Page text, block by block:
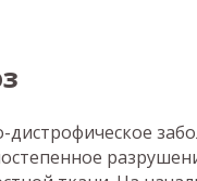
дистрофическое